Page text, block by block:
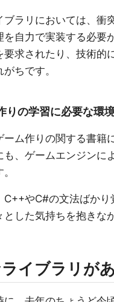
ブラリにおいては、衝
を自力で実装する必要
要求されたり、技術的
ちです。
りの学習に必要な環
ム作りの関する書籍
も、ゲームエンジンに
C++やC#の文法ばか
した気持ちを抱きな
イブラリが